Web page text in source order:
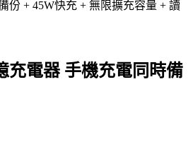
份 + 45W快充 + 無限擴充容量 + 讀
充電器 手機充電同時備